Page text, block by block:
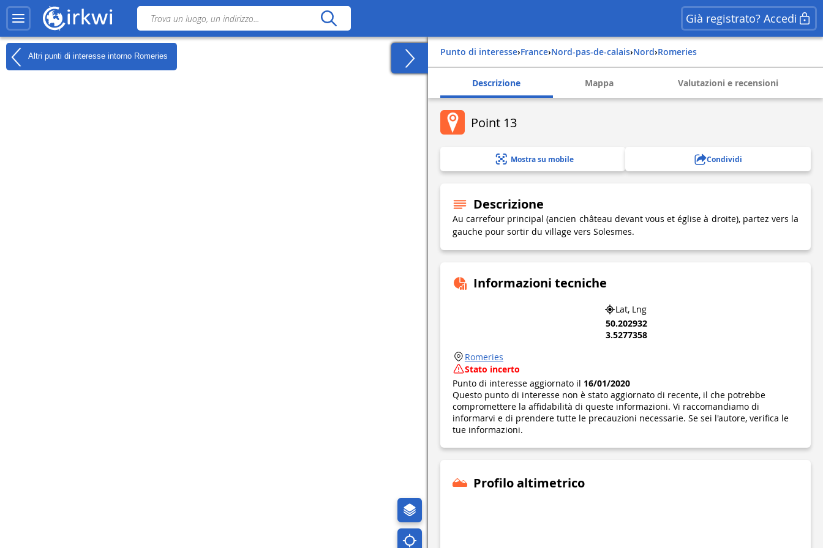
Già registrato? Accedi
Altri punti di interesse intorno Romeries Punto di interesse› france› nord-pas-de-calais› nord› romeries
Descrizione Mappa Valutazioni e recensioni
Point 13
Mostra su mobile Condividi
Descrizione
Au carrefour principal (ancien château devant vous et église à droite), partez vers la
gauche pour sortir du village vers Solesmes.
Informazioni tecniche
Lat, Lng
50.202932
3.5277358
Romeries
Stato incerto
Punto di interesse aggiornato il 16/01/2020
Questo punto di interesse non è stato aggiornato di recente, il che potrebbe
compromettere la affidabilità di queste informazioni. Vi raccomandiamo di
informarvi e di prendere tutte le precauzioni necessarie. Se sei l'autore, verifica le
tue informazioni.
Profilo altimetrico